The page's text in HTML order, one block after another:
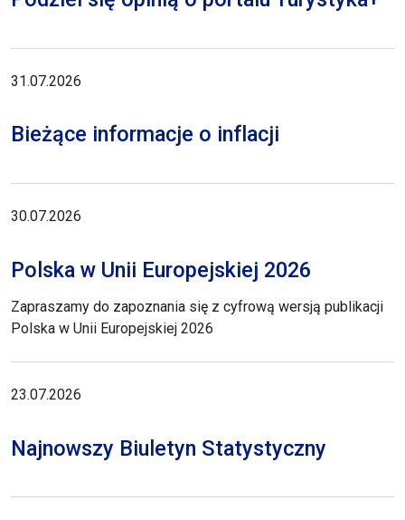
31.07.2026
Bieżące informacje o inflacji
30.07.2026
Polska w Unii Europejskiej 2026
Zapraszamy do zapoznania się z cyfrową wersją publikacji
Polska w Unii Europejskiej 2026
23.07.2026
Najnowszy Biuletyn Statystyczny